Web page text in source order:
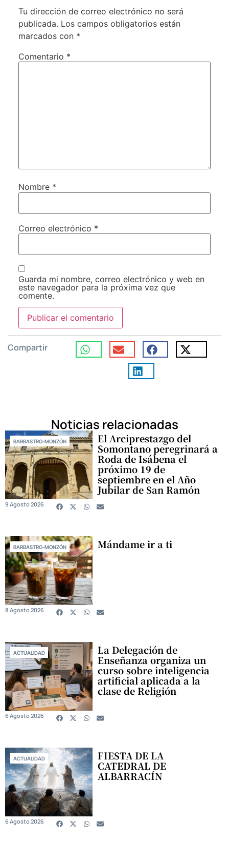
Tu dirección de correo electrónico no será
publicada. Los campos obligatorios están
marcados con *
Comentario *
Nombre *
Correo electrónico *
Guarda mi nombre, correo electrónico y web en
este navegador para la próxima vez que
comente.
Compartir
Noticias relacionadas
BARBASTRO-MONZÓN El Arciprestazgo del
Somontano peregrinará a
Roda de Isábena el
próximo 19 de
septiembre en el Año
Jubilar de San Ramón
9 Agosto 2026
BARBASTRO-MONZÓN Mándame ir a ti
8 Agosto 2026
ACTUALIDAD La Delegación de
Enseñanza organiza un
curso sobre inteligencia
artificial aplicada a la
clase de Religión
6 Agosto 2026
ACTUALIDAD FIESTA DE LA
CATEDRAL DE
ALBARRACÍN
6 Agosto 2026